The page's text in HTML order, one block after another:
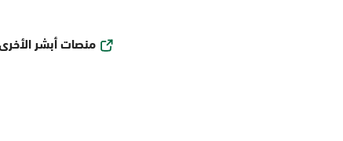
منصات أبشر